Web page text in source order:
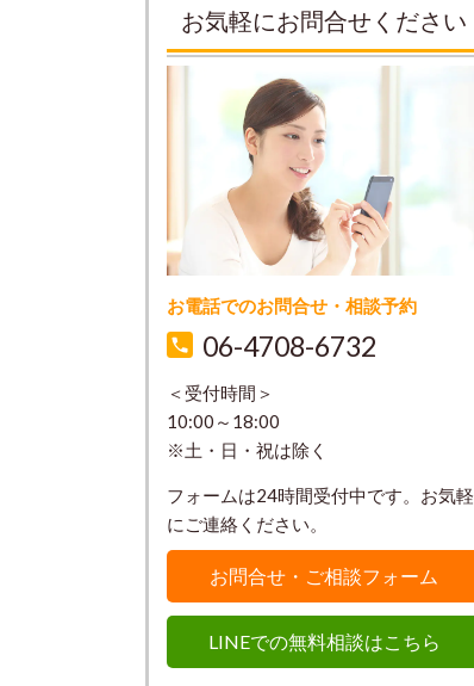
お気軽にお問合せください
お電話でのお問合せ・相談予約
06-4708-6732
＜受付時間＞
10:00～18:00
※土・日・祝は除く
フォームは24時間受付中です。お気軽
にご連絡ください。
お問合せ・ご相談フォーム
LINEでの無料相談はこちら